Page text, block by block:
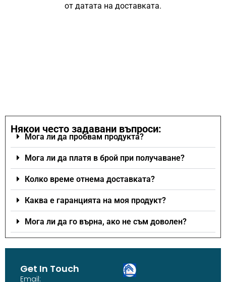
от датата на доставката.
Някои често задавани въпроси:
Мога ли да пробвам продукта?
Мога ли да платя в брой при получаване?
Колко време отнема доставката?
Каква е гаранцията на моя продукт?
Мога ли да го върна, ако не съм доволен?
Get In Touch
Email: